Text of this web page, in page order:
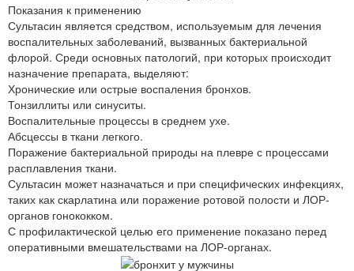
Показания к применению
Сультасин является средством, используемым для лечения
воспалительных заболеваний, вызванных бактериальной
флорой. Среди основных патологий, при которых происходит
назначение препарата, выделяют:
Хронические или острые воспаления бронхов.
Тонзиллиты или синуситы.
Воспалительные процессы в среднем ухе.
Абсцессы в ткани легкого.
Поражение бактериальной природы на плевре с процессами
расплавления ткани.
Сультасин может назначаться и при специфических инфекциях,
таких как скарлатина или поражение ротовой полости и ЛОР-
органов гонококком.
С профилактической целью его применение показано перед
оперативными вмешательствами на ЛОР-органах.